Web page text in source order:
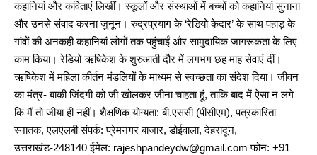
कहानियां और कविताएं लिखीं। स्कूलों और संस्थाओं में बच्चों को कहानियां सुनाना
और उनसे संवाद करना जुनून। रुद्रप्रयाग के ‘रेडियो केदार’ के साथ पहाड़ के
गांवों की अनकही कहानियां लोगों तक पहुंचाईं और सामुदायिक जागरूकता के लिए
काम किया। रेडियो ऋषिकेश के शुरुआती दौर में लगभग छह माह सेवाएं दीं।
ऋषिकेश में महिला कीर्तन मंडलियों के माध्यम से स्वच्छता का संदेश दिया। जीवन
का मंत्र- बाकी जिंदगी को जी खोलकर जीना चाहता हूं, ताकि बाद में ऐसा न लगे
कि मैं तो जीया ही नहीं। शैक्षणिक योग्यता: बी.एससी (पीसीएम), पत्रकारिता
स्नातक, एलएलबी संपर्क: प्रेमनगर बाजार, डोईवाला, देहरादून,
उत्तराखंड-248140 ईमेल: rajeshpandeydw@gmail.com फोन: +91